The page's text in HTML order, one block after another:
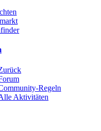
Regeln
Aktivitäten